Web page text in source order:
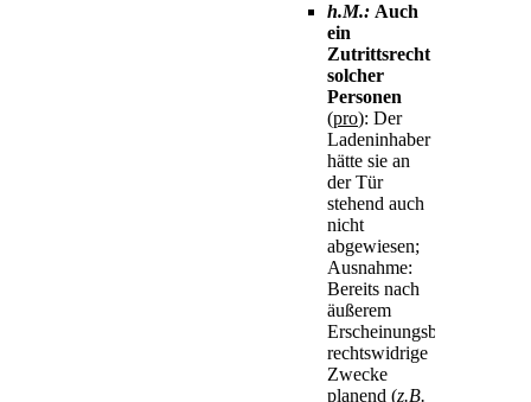
h.M.: Auch
ein
Zutrittsrecht
solcher
Personen
(pro): Der
Ladeninhaber
hätte sie an
der Tür
stehend auch
nicht
abgewiesen;
Ausnahme:
Bereits nach
äußerem
Erscheinungsbild
rechtswidrige
Zwecke
planend (z.B.